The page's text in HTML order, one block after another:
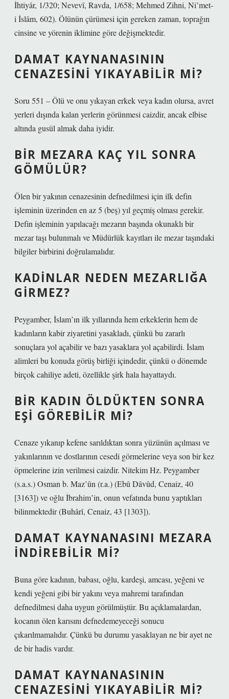
İhtiyâr, 1/320; Nevevî, Ravda, 1/658; Mehmed Zihni, Ni’met-
i İslâm, 602). Ölünün çürümesi için gereken zaman, toprağın
cinsine ve yörenin iklimine göre değişmektedir.
DAMAT KAYNANASININ
CENAZESINI YIKAYABILIR MI?
Soru 551 – Ölü ve onu yıkayan erkek veya kadın olursa, avret
yerleri dışında kalan yerlerin görünmesi caizdir, ancak elbise
altında gusül almak daha iyidir.
BIR MEZARA KAÇ YIL SONRA
GÖMÜLÜR?
Ölen bir yakının cenazesinin defnedilmesi için ilk defin
işleminin üzerinden en az 5 (beş) yıl geçmiş olması gerekir.
Defin işleminin yapılacağı mezarın başında okunaklı bir
mezar taşı bulunmalı ve Müdürlük kayıtları ile mezar taşındaki
bilgiler birbirini doğrulamalıdır.
KADINLAR NEDEN MEZARLIĞA
GIRMEZ?
Peygamber, İslam’ın ilk yıllarında hem erkeklerin hem de
kadınların kabir ziyaretini yasakladı, çünkü bu zararlı
sonuçlara yol açabilir ve bazı yasaklara yol açabilirdi. İslam
alimleri bu konuda görüş birliği içindedir, çünkü o dönemde
birçok cahiliye adeti, özellikle şirk hala hayattaydı.
BIR KADIN ÖLDÜKTEN SONRA
EŞI GÖREBILIR MI?
Cenaze yıkanıp kefene sarıldıktan sonra yüzünün açılması ve
yakınlarının ve dostlarının cesedi görmelerine veya son bir kez
öpmelerine izin verilmesi caizdir. Nitekim Hz. Peygamber
(s.a.s.) Osman b. Maz’ûn (r.a.) (Ebû Dâvûd, Cenaiz, 40
[3163]) ve oğlu İbrahim’in, onun vefatında bunu yaptıkları
bilinmektedir (Buhârî, Cenaiz, 43 [1303]).
DAMAT KAYNANASINI MEZARA
INDIREBILIR MI?
Buna göre kadının, babası, oğlu, kardeşi, amcası, yeğeni ve
kendi yeğeni gibi bir yakını veya mahremi tarafından
defnedilmesi daha uygun görülmüştür. Bu açıklamalardan,
kocanın ölen karısını defnedemeyeceği sonucu
çıkarılmamalıdır. Çünkü bu durumu yasaklayan ne bir ayet ne
de bir hadis vardır.
DAMAT KAYNANASININ
CENAZESINI YIKAYABILIR MI?